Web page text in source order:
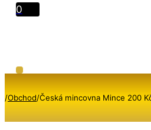
0
/Obchod/Česká mincovna Mince 200